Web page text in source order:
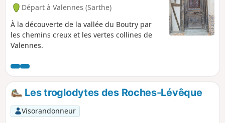
Départ à Valennes (Sarthe)
À la découverte de la vallée du Boutry par
les chemins creux et les vertes collines de
Valennes.
Les troglodytes des Roches-Lévêque
Visorandonneur